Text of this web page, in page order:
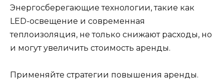
Энергосберегающие технологии, такие как
LED-освещение и современная
теплоизоляция, не только снижают расходы, но
и могут увеличить стоимость аренды.
Применяйте стратегии повышения аренды.